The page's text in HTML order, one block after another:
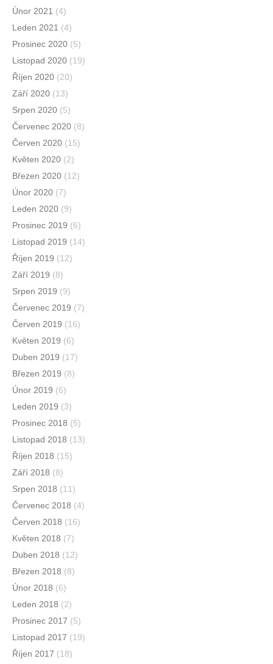
Únor 2021 (4)
Leden 2021 (4)
Prosinec 2020 (5)
Listopad 2020 (19)
Říjen 2020 (20)
Září 2020 (13)
Srpen 2020 (5)
Červenec 2020 (8)
Červen 2020 (15)
Květen 2020 (2)
Březen 2020 (12)
Únor 2020 (7)
Leden 2020 (9)
Prosinec 2019 (6)
Listopad 2019 (14)
Říjen 2019 (12)
Září 2019 (8)
Srpen 2019 (9)
Červenec 2019 (7)
Červen 2019 (16)
Květen 2019 (6)
Duben 2019 (17)
Březen 2019 (8)
Únor 2019 (6)
Leden 2019 (3)
Prosinec 2018 (5)
Listopad 2018 (13)
Říjen 2018 (15)
Září 2018 (8)
Srpen 2018 (11)
Červenec 2018 (4)
Červen 2018 (16)
Květen 2018 (7)
Duben 2018 (12)
Březen 2018 (8)
Únor 2018 (6)
Leden 2018 (2)
Prosinec 2017 (5)
Listopad 2017 (19)
Říjen 2017 (18)